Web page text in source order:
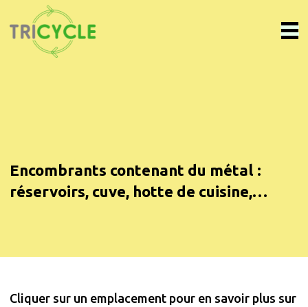
Encombrants contenant du métal :
réservoirs, cuve, hotte de cuisine,…
Cliquer sur un emplacement pour en savoir plus sur